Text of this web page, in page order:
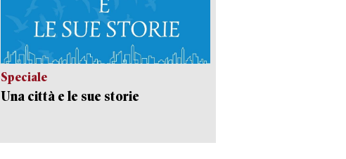
Speciale
Una città e le sue storie